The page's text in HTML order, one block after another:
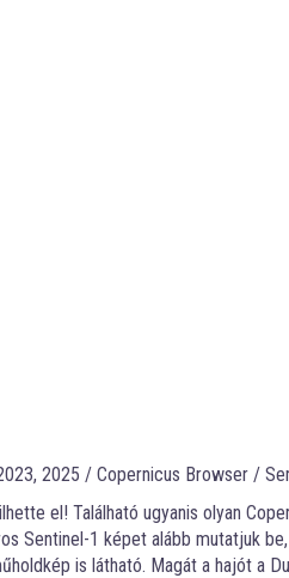
2025 / Copernicus Browser /
el! Található ugyanis olyan
Sentinel-1 képet alább mutatjuk
is látható. Magát a hajót a